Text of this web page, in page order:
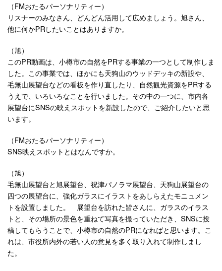
（FMおたるパーソナリティー）
リスナーのみなさん、どんどん活用して広めましょう。旭さん、
他に何かPRしたいことはありますか。
（旭）
このPR動画は、小樽市の自然をPRする事業の一つとして制作しま
した。この事業では、ほかにも天狗山のウッドデッキの新設や、
毛無山展望台などの看板を作り直したり、自然観光資源をPRする
うえで、いろいろなことを行いました。その中の一つに、市内各
展望台にSNSの映えスポットを新設したので、ご紹介したいと思
います。
（FMおたるパーソナリティー）
SNS映えスポットとはなんですか。
（旭）
毛無山展望台と旭展望台、祝津パノラマ展望台、天狗山展望台の
四つの展望台に、強化ガラスにイラストをあしらえたモニュメン
トを設置しました。 展望台を訪れた皆さんに、ガラスのイラス
トと、その場所の景色を重ねて写真を撮っていただき、SNSに投
稿してもらうことで、小樽市の自然のPRになればと思います。こ
れは、市役所内外の若い人の意見を多く取り入れて制作しまし
た。